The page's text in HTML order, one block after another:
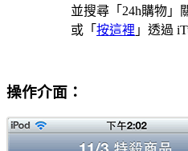
並搜尋「24h購物」
或「 按這裡 」透過
操作介面：